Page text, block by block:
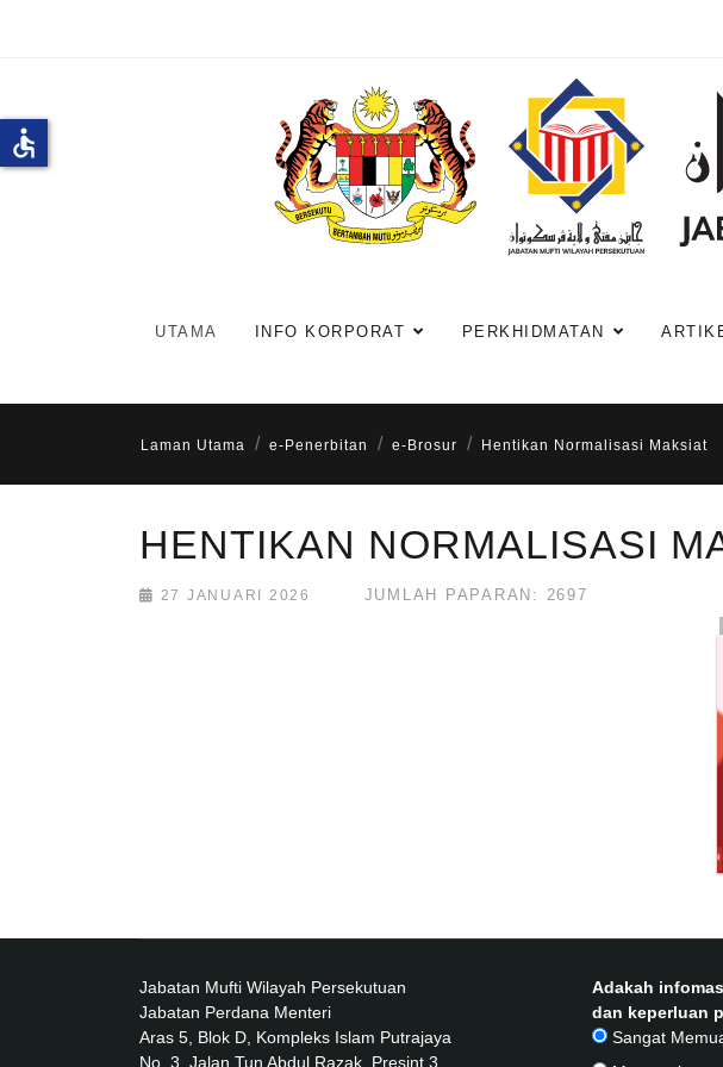
UTAMA INFO KORPORAT PERKHIDMATAN
Laman Utama e-Penerbitan e-Brosur Hentikan Normalisasi Maksiat
HENTIKAN NORMALISASI
27 JANUARI 2026 JUMLAH PAPARAN: 2697
Jabatan Mufti Wilayah Persekutuan
Jabatan Perdana Menteri
Aras 5, Blok D, Kompleks Islam Putrajaya
No. 3, Jalan Tun Abdul Razak, Presint 3
Adakah
dan keperluan
Sangat
accessible